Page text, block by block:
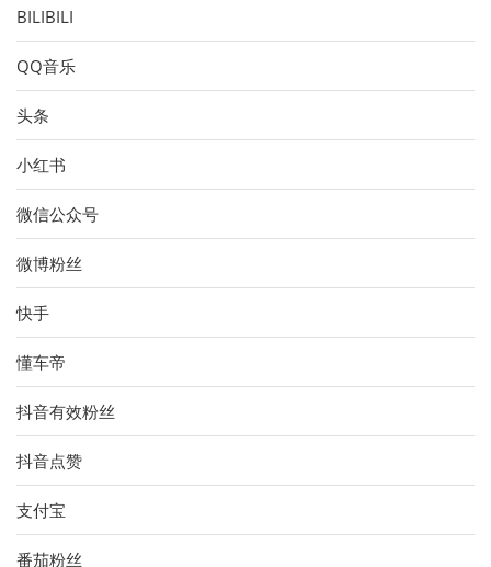
BILIBILI
QQ音乐
头条
小红书
微信公众号
微博粉丝
快手
懂车帝
抖音有效粉丝
抖音点赞
支付宝
番茄粉丝